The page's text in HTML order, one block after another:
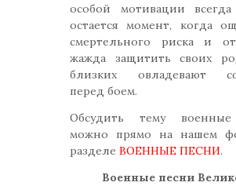
особой мотивации
остается момент, когда
смертельного риска и
жажда защитить своих
близких овладевают
перед боем.
Обсудить тему
можно прямо на нашем
разделе ВОЕННЫЕ ПЕСНИ.
Военные песни